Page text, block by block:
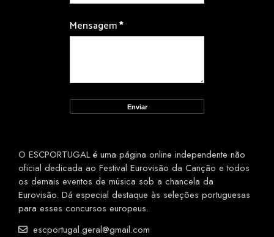
Mensagem*
O ESCPORTUGAL é uma página online independente não
oficial dedicada ao Festival Eurovisão da Canção e todos
os demais eventos de música sob a chancela da
Eurovisão. Dá especial destaque às seleções portuguesas
para esses concursos europeus.
escportugal.geral@gmail.com